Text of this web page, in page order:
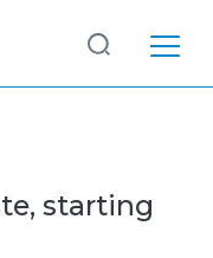
starting